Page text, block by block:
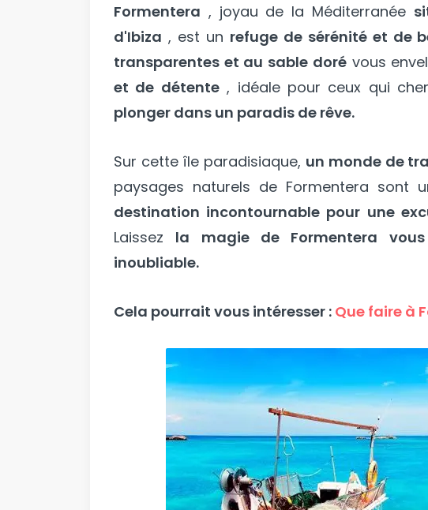
Formentera , joyau de la Méditerranée
d'Ibiza , est un refuge de sérénité et de
transparentes et au sable dorévous
et de détente, idéale pour ceux qui
plonger dans un paradis de rêve.
Sur cette île paradisiaque, un monde de
paysages naturels de Formentera sont
destination incontournable pour une
Laissez la magie de Formentera
inoubliable.
Cela pourrait vous intéresser : Que faire à